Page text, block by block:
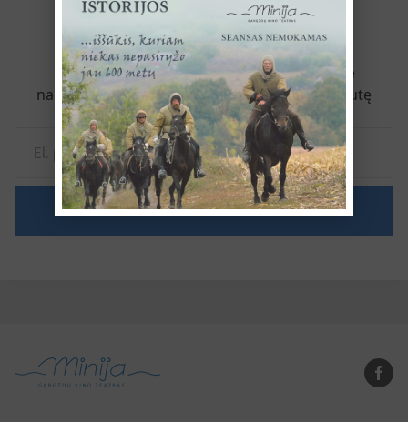
Naujienlaiškio prenumerata
Užsiprenumeruokite naujienlaiškį ir gaukite
naujausius kino pasiūlymus tiesiai į pašto dėžutę
Prenumeruoti